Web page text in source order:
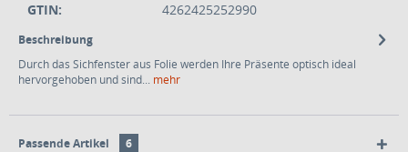
GTIN:
4262425252990
Beschreibung
Durch das Sichfenster aus Folie werden Ihre Präsente optisch ideal
hervorgehoben und sind... mehr
Passende Artikel 6